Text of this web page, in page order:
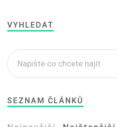
VYHLEDAT
SEZNAM ČLÁNKŮ